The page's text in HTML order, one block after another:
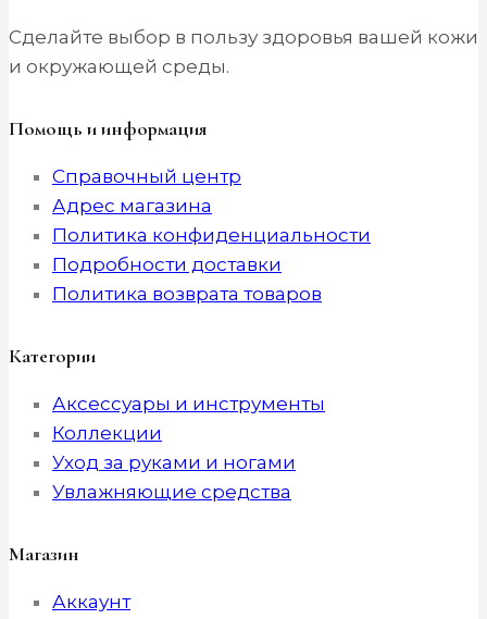
Сделайте выбор в пользу здоровья вашей кожи
и окружающей среды.
Помощь и информация
Справочный центр
Адрес магазина
Политика конфиденциальности
Подробности доставки
Политика возврата товаров
Категории
Аксессуары и инструменты
Коллекции
Уход за руками и ногами
Увлажняющие средства
Магазин
Аккаунт